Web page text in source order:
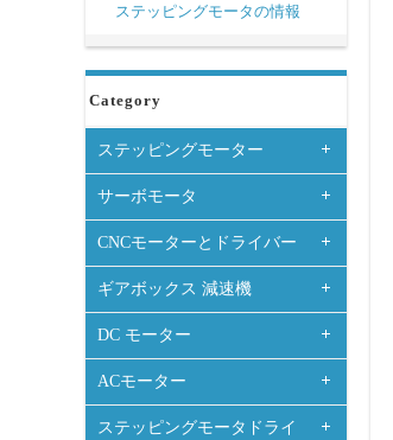
ステッピングモータの情報
Category
ステッピングモーター
サーボモータ
CNCモーターとドライバー
ギアボックス 減速機
DC モーター
ACモーター
ステッピングモータドライ